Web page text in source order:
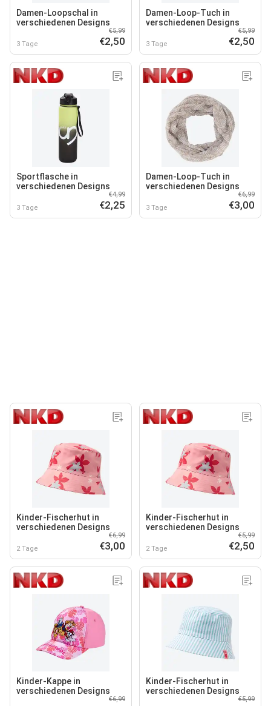
Damen-Loopschal in
verschiedenen Designs
3 Tage
€5,99
€2,50
Damen-Loop-Tuch in
verschiedenen Designs
3 Tage
€5,99
€2,50
Sportflasche in
verschiedenen Designs
3 Tage
€4,99
€2,25
Damen-Loop-Tuch in
verschiedenen Designs
3 Tage
€6,99
€3,00
Kinder-Fischerhut in
verschiedenen Designs
2 Tage
€6,99
€3,00
Kinder-Fischerhut in
verschiedenen Designs
2 Tage
€5,99
€2,50
Kinder-Kappe in
verschiedenen Designs
€6,99
Kinder-Fischerhut in
verschiedenen Designs
€5,99